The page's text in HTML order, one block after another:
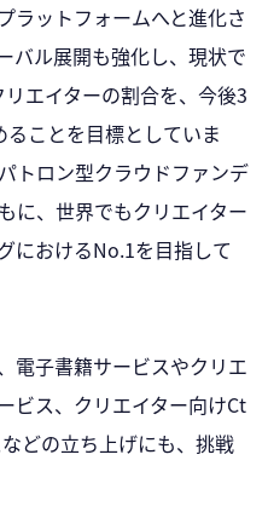
ラットフォームへと進化さ
バル展開も強化し、現状で
エイターの割合を、今後3
ことを目標としていま
トロン型クラウドファンデ
に、世界でもクリエイター
におけるNo.1を目指して
電子書籍サービスやクリエ
ビス、クリエイター向けCt
どの立ち上げにも、挑戦